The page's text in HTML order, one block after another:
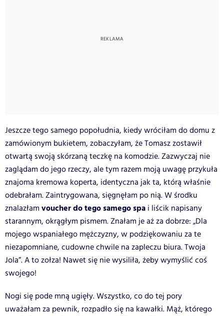
Jeszcze tego samego popołudnia, kiedy wróciłam do domu z
zamówionym bukietem, zobaczyłam, że Tomasz zostawił
otwartą swoją skórzaną teczkę na komodzie. Zazwyczaj nie
zaglądam do jego rzeczy, ale tym razem moją uwagę przykuła
znajoma kremowa koperta, identyczna jak ta, którą właśnie
odebrałam. Zaintrygowana, sięgnęłam po nią. W środku
znalazłam voucher do tego samego spa i liścik napisany
starannym, okrągłym pismem. Znałam je aż za dobrze: „Dla
mojego wspaniałego mężczyzny, w podziękowaniu za te
niezapomniane, cudowne chwile na zapleczu biura. Twoja
Jola”. A to zołza! Nawet się nie wysiliła, żeby wymyślić coś
swojego!
Nogi się pode mną ugięły. Wszystko, co do tej pory
uważałam za pewnik, rozpadło się na kawałki. Mąż, którego